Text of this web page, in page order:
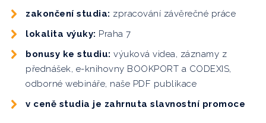
zakončení studia: zpracování závěrečné práce
lokalita výuky: Praha 7
bonusy ke studiu: výuková videa, záznamy z
přednášek, e-knihovny BOOKPORT a CODEXIS,
odborné webináře, naše PDF publikace
v ceně studia je zahrnuta slavnostní promoce